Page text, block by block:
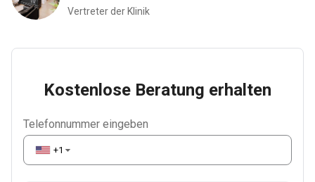
Vertreter der Klinik
Kostenlose Beratung erhalten
Telefonnummer eingeben
+1 ▼